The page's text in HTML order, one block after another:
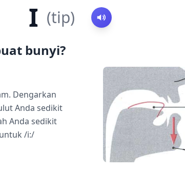
I (tip)
bunyi?
Dengarkan
Anda sedikit
Anda sedikit
/i:/